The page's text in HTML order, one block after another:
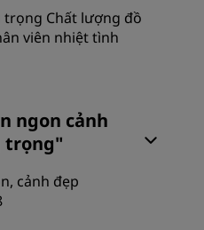
trọng Chất lượng đồ
viên nhiệt tình
ngon cảnh
trọng"
cảnh đẹp